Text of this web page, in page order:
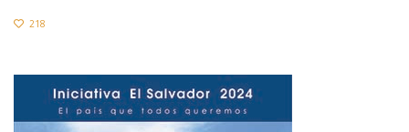
218